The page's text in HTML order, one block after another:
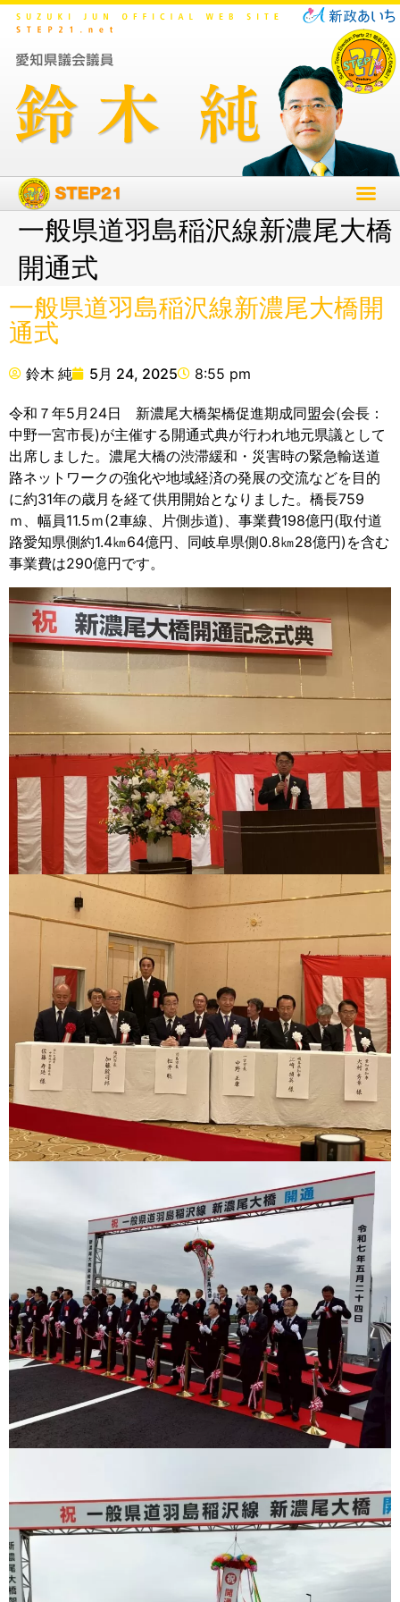
一般県道羽島稲沢線新濃尾大橋
開通式
一般県道羽島稲沢線新濃尾大橋開
通式
鈴木 純 5月 24, 2025 8:55 pm
令和７年5月24日 新濃尾大橋架橋促進期成同盟会(会長：
中野一宮市長)が主催する開通式典が行われ地元県議として
出席しました。濃尾大橋の渋滞緩和・災害時の緊急輸送道
路ネットワークの強化や地域経済の発展の交流などを目的
に約31年の歳月を経て供用開始となりました。橋長759
ｍ、幅員11.5ｍ(2車線、片側歩道)、事業費198億円(取付道
路愛知県側約1.4㎞64億円、同岐阜県側0.8㎞28億円)を含む
事業費は290億円です。